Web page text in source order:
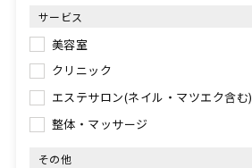
サービス
美容室
クリニック
エステサロン(ネイル・マツエク含む)
整体・マッサージ
その他